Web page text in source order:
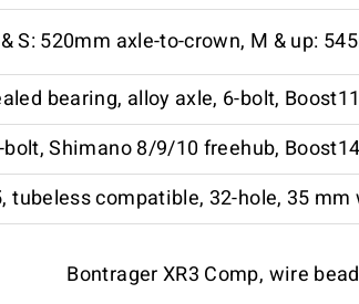
S: 520mm axle-to-crown, M & up:
bearing, alloy axle, 6-bolt,
Shimano 8/9/10 freehub,
tubeless compatible, 32-hole, 35
Bontrager XR3 Comp, wire